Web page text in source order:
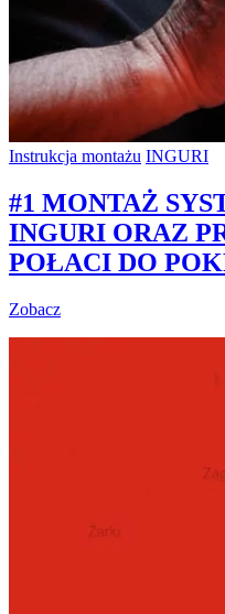
Instrukcja montażu INGURI
#1 MONTAŻ
INGURI ORAZ
POŁACI DO
Zobacz